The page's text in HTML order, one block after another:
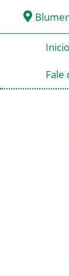
Inicio
Fale